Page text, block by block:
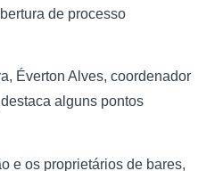
de processo
Éverton Alves, coordenador
alguns pontos
e os proprietários de bares,